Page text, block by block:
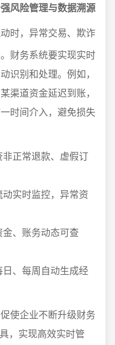
风险管理与数据溯源
时，异常交易、欺诈
财务系统要实现实时
识别和处理。例如，
渠道资金延迟到账，
时间介入，避免损失
正常退款、虚假订
实时监控，异常资
、账务动态可查
、每周自动生成经
使企业不断升级财务
，实现高效实时管